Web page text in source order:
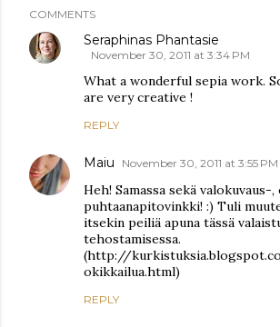
COMMENTS
Seraphinas Phantasie
November 30, 2011 at 3:34 PM
What a wonderful sepia work.
are very creative !
REPLY
Maiu November 30, 2011 at 3:55 PM
Heh! Samassa sekä valokuvaus-
puhtaanapitovinkki! :) Tuli
itsekin peiliä apuna tässä
tehostamisessa.
(http://
okikkailua.html)
REPLY